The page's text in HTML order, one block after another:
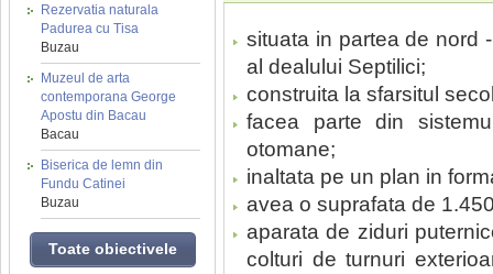
Rezervatia naturala
Padurea cu Tisa
Buzau
Muzeul de arta
contemporana George
Apostu din Bacau
Bacau
Biserica de lemn din
Fundu Catinei
Buzau
Toate obiectivele
situata in partea de nord
al dealului Septilici;
construita la sfarsitul
facea parte din
otomane;
inaltata pe un plan in
avea o suprafata de
aparata de ziduri
colturi de turnuri